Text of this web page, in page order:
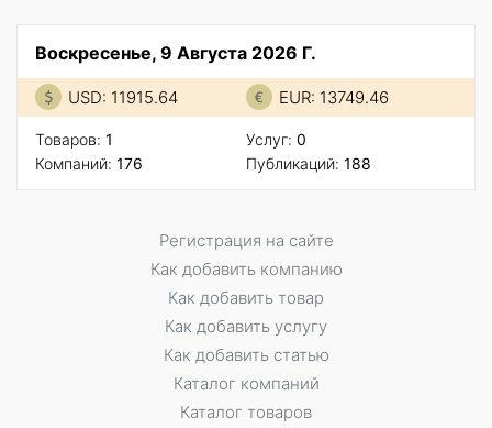
Воскресенье, 9 Августа 2026 Г.
USD: 11915.64 EUR: 13749.46
Товаров: 1
Компаний: 176
Услуг: 0
Публикаций: 188
Регистрация на сайте
Как добавить компанию
Как добавить товар
Как добавить услугу
Как добавить статью
Каталог компаний
Каталог товаров